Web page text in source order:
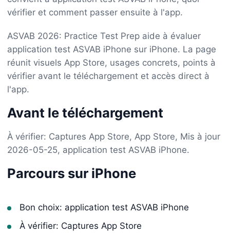
vérifier et comment passer ensuite à l'app.
ASVAB 2026: Practice Test Prep aide à évaluer
application test ASVAB iPhone sur iPhone. La page
réunit visuels App Store, usages concrets, points à
vérifier avant le téléchargement et accès direct à
l'app.
Avant le téléchargement
À vérifier: Captures App Store, App Store, Mis à jour
2026-05-25, application test ASVAB iPhone.
Parcours sur iPhone
Bon choix: application test ASVAB iPhone
À vérifier: Captures App Store